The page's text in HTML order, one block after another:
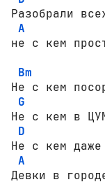
Разобрали
A
не с кем
Bm
Не с кем
G
Не с кем в
D
Не с кем
A
Девки в